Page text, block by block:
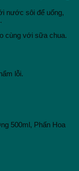
nước sôi để uống,
cùng với sữa chua.
lỗi.
500ml, Phấn Hoa